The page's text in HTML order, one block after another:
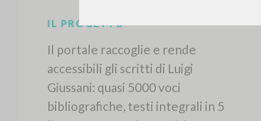
IL PROGETTO
Il portale raccoglie e rende